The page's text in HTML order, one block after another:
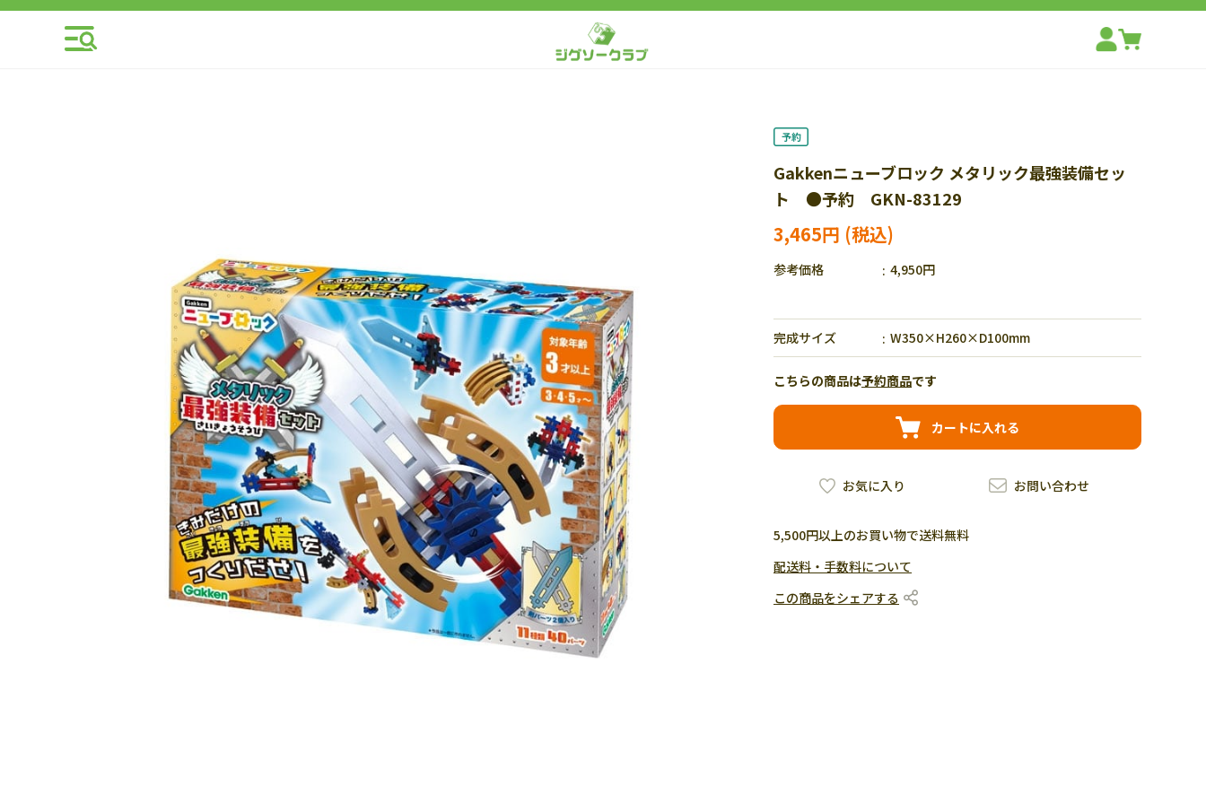
Gakkenニューブロック メタリック最強装備セッ
ト ●予約 GKN-83129
3,465円
参考価格 4,950円
完成サイズ W350×H260×D100mm
こちらの商品は予約商品です
カートに入れる
お問い合わせ
お気に入り
5,500円以上のお買い物で送料無料
配送料・手数料について
この商品をシェアする